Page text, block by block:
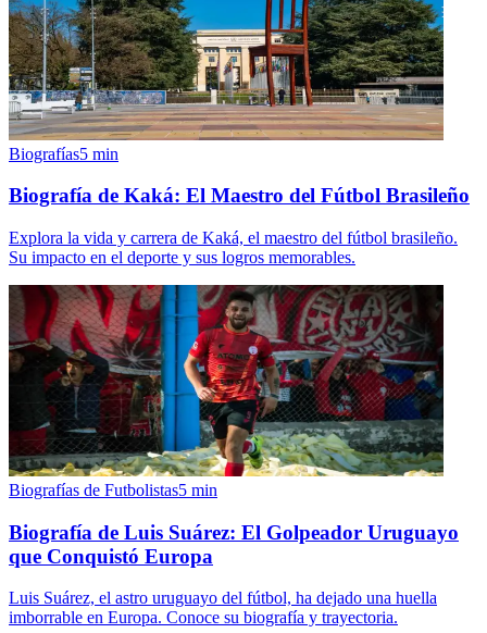
Biografías5 min
Biografía de Kaká: El Maestro del Fútbol Brasileño
Explora la vida y carrera de Kaká, el maestro del fútbol brasileño.
Su impacto en el deporte y sus logros memorables.
Biografías de Futbolistas5 min
Biografía de Luis Suárez: El Golpeador Uruguayo
que Conquistó Europa
Luis Suárez, el astro uruguayo del fútbol, ha dejado una huella
imborrable en Europa. Conoce su biografía y trayectoria.